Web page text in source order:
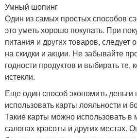
Умный шопинг
Один из самых простых способов
это уметь хорошо покупать. При
питания и других товаров, следует
на скидки и акции. Не забывайте
годности продуктов и выбирать те,
истекли.
Еще один способ экономить деньги
использовать карты лояльности и
Такие карты можно использовать в
салонах красоты и других местах.